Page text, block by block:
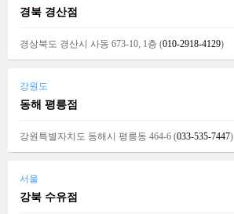
경북 경산점
경상북도 경산시 사동 673-10, 1층 (010-2918-4129)
강원도
동해 평릉점
강원특별자치도 동해시 평릉동 464-6 (033-535-7447)
서울
강북 수유점